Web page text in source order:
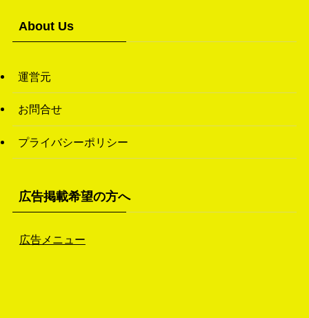
(26)
(46)
(49)
About Us
運営元
お問合せ
プライバシーポリシー
広告掲載希望の方へ
広告メニュー